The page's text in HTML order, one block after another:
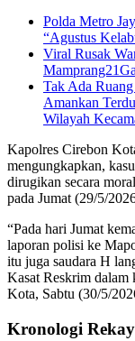
Polda Metro
“Agustus
Viral Rusak
Tak Ada
Amankan
Wilayah
Kapolres Cirebon
mengungkapkan,
dirugikan secara
pada Jumat (29/5/
“Pada hari Jumat
laporan polisi ke
itu juga saudara H
Kasat Reskrim dalam
Kota, Sabtu (30/5/
Kronologi